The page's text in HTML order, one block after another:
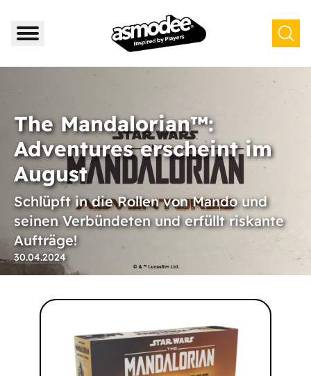
The Mandalorian™:
Adventures erscheint im
August
Schlüpft in die Rollen von Mando und
seinen Verbündeten und erfüllt riskante
Aufträge!
30.04.2024